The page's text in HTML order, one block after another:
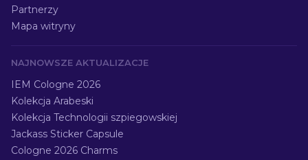
Partnerzy
Mapa witryny
NAJNOWSZE AKTUALIZACJE
IEM Cologne 2026
Kolekcja Arabeski
Kolekcja Technologii szpiegowskiej
Jackass Sticker Capsule
Cologne 2026 Charms